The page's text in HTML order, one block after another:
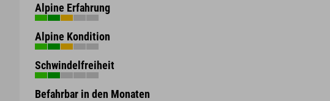
Alpine Erfahrung
Alpine Kondition
Schwindelfreiheit
Befahrbar in den Monaten